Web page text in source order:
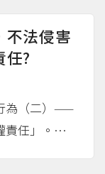
不法侵害
?
為（二）——
任」。